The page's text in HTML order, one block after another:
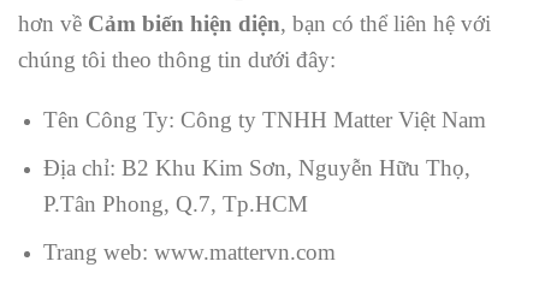
hơn về Cảm biến hiện diện, bạn có thể liên hệ với
chúng tôi theo thông tin dưới đây:
Tên Công Ty: Công ty TNHH Matter Việt Nam
Địa chỉ: B2 Khu Kim Sơn, Nguyễn Hữu Thọ,
P.Tân Phong, Q.7, Tp.HCM
Trang web: www.mattervn.com